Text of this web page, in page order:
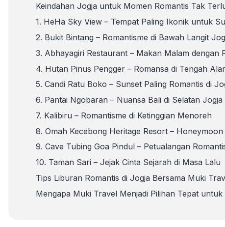
Keindahan Jogja untuk Momen Romantis Tak
1. HeHa Sky View – Tempat Paling Ikonik untuk
2. Bukit Bintang – Romantisme di Bawah Langit
3. Abhayagiri Restaurant – Makan Malam dengan
4. Hutan Pinus Pengger – Romansa di Tengah
5. Candi Ratu Boko – Sunset Paling Romantis di
6. Pantai Ngobaran – Nuansa Bali di Selatan Jogja
7. Kalibiru – Romantisme di Ketinggian Menoreh
8. Omah Kecebong Heritage Resort –
9. Cave Tubing Goa Pindul – Petualangan
10. Taman Sari – Jejak Cinta Sejarah di Masa Lalu
Tips Liburan Romantis di Jogja Bersama Muki
Mengapa Muki Travel Menjadi Pilihan Tepat